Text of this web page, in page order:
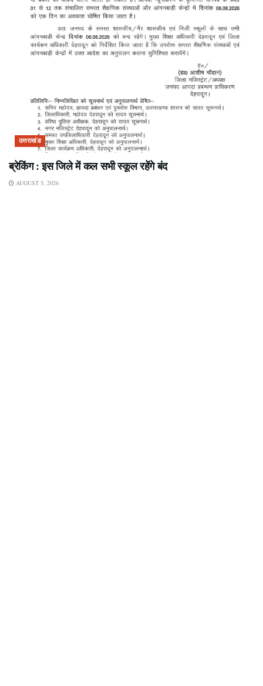
उत्तराखंड
ब्रेकिंग : इस जिले में कल सभी स्कूल रहेंगे बंद
AUGUST 5, 2026